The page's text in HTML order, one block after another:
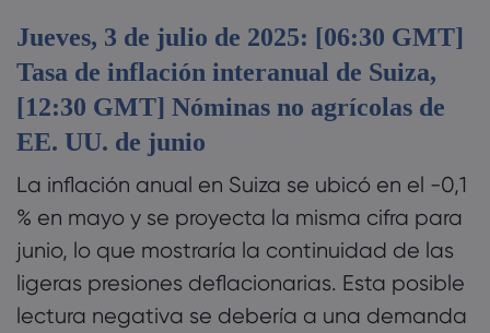
Jueves, 3 de julio de 2025: [06:30 GMT]
Tasa de inflación interanual de Suiza,
[12:30 GMT] Nóminas no agrícolas de
EE. UU. de junio
La inflación anual en Suiza se ubicó en el -0,1
% en mayo y se proyecta la misma cifra para
junio, lo que mostraría la continuidad de las
ligeras presiones deflacionarias. Esta posible
lectura negativa se debería a una demanda